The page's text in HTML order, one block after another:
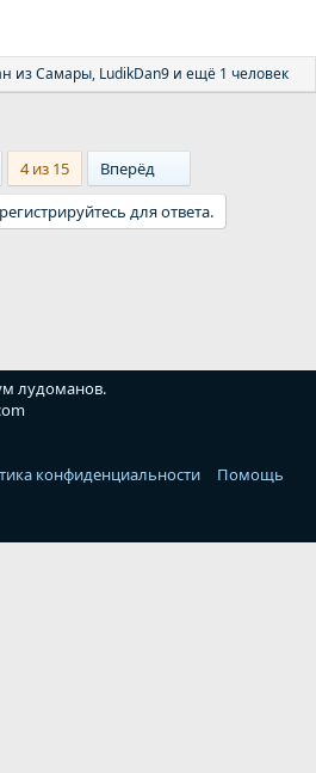
из Самары, LudikDan9 и ещё 1 человек
4 из 15 Вперёд
для ответа.
лудоманов.
конфиденциальности
Помощь